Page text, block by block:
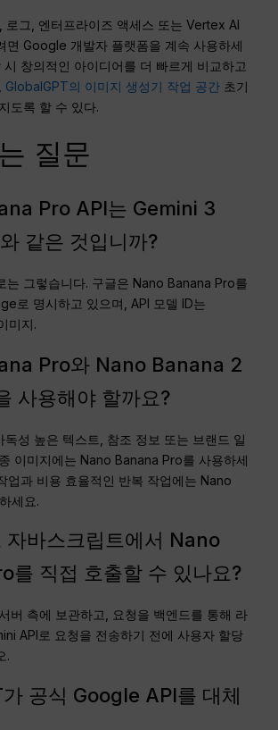
로그, 엔터프라이즈 액세스 또는 Vertex AI
면 Google 개발자 플랫폼을 계속 사용하세
시 창의적인 아이디어를 더 빠르게 비교하고
GlobalGPT의 이미지 생성기 작업 공간 초기
도록 할 수 있다.
질문
Pro API는 Gemini 3
같은 것입니까?
는 그렇습니다. 구글은 Nano Banana Pro를
로 명시하고 있으며, API 모델 ID는
미지.
Pro와 Nano Banana 2
사용해야 할까요?
독성 높은 텍스트, 참조 정보 또는 브랜드 일
이미지에는 Nano Banana Pro를 사용하세
업과 비용 효율적인 반복 작업에는 Nano
세요.
자바스크립트에서 Nano
를 직접 호출할 수 있나요?
버 측에 보관하고, 요청을 백엔드를 통해 라
API로 요청을 전송하기 전에 사용자 할당
.
공식 Google API를 대체